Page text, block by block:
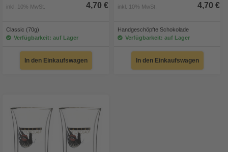
inkl. 10% MwSt. 4,70 €
Classic (70g)
Verfügbarkeit: auf Lager
In den Einkaufswagen
inkl. 10% MwSt. 4,70 €
Handgeschöpfte Schokolade
Verfügbarkeit: auf Lager
In den Einkaufswagen